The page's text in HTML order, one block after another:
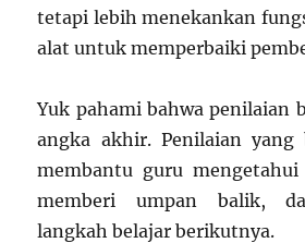
tetapi lebih menekankan
alat untuk memperbaiki
Yuk pahami bahwa penilaian
angka akhir. Penilaian yang
membantu guru
memberi umpan balik,
langkah belajar berikutnya.